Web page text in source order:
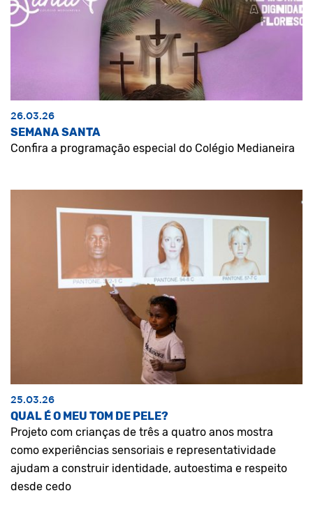
26.03.26
SEMANA SANTA
Confira a programação especial do Colégio Medianeira
25.03.26
QUAL É O MEU TOM DE PELE?
Projeto com crianças de três a quatro anos mostra
como experiências sensoriais e representatividade
ajudam a construir identidade, autoestima e respeito
desde cedo